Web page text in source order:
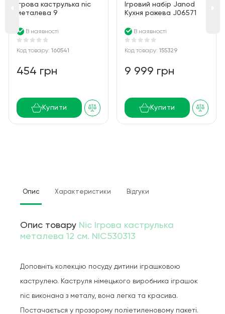
Ігрова каструлька nic
металева 9
В наявності
Код товару: 160541
454 грн
Купити
Ігровий набір Janod
Кухня рожева J06571
В наявності
Код товару: 155329
9 999 грн
Купити
Опис Характеристики Відгуки
Опис товару Nic Ігрова каструлька
металева 12 см. NIC530313
Доповніть колекцію посуду дитини іграшковою
каструлею. Каструля німецького виробника іграшок
nic виконана з металу, вона легка та красива.
Постачається у прозорому поліетиленовому пакеті.